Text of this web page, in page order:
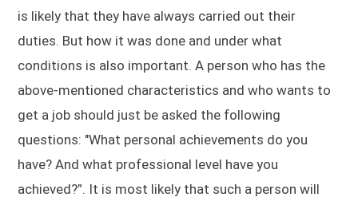
is likely that they have always carried out their
duties. But how it was done and under what
conditions is also important. A person who has the
above-mentioned characteristics and who wants to
get a job should just be asked the following
questions: "What personal achievements do you
have? And what professional level have you
achieved?”. It is most likely that such a person will